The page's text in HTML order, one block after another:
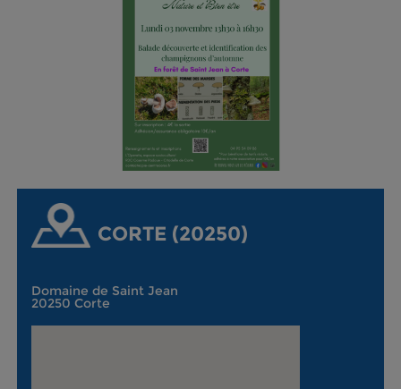
CORTE (20250)
Domaine de Saint Jean
20250 Corte